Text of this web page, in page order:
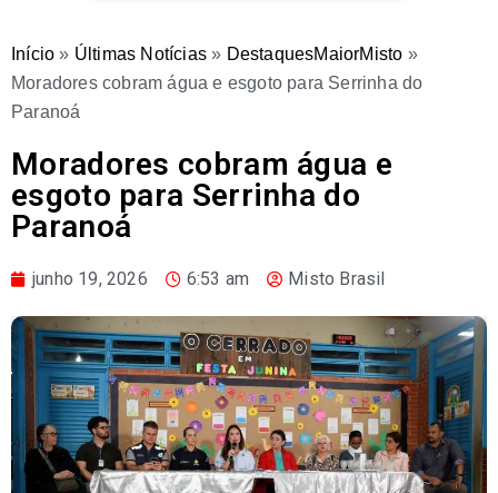
Início » Últimas Notícias » DestaquesMaiorMisto »
Moradores cobram água e esgoto para Serrinha do
Paranoá
Moradores cobram água e
esgoto para Serrinha do
Paranoá
junho 19, 2026 6:53 am Misto Brasil